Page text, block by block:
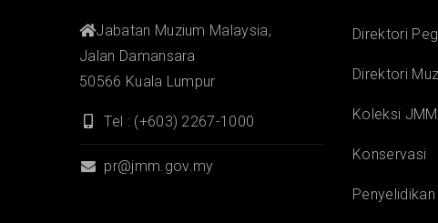
Jabatan Muzium Malaysia,
Jalan Damansara
50566 Kuala Lumpur
Tel : (+603) 2267-1000
pr@jmm.gov.my
Direktori
Direktori
Koleksi JMM
Konservasi
Penyelidikan